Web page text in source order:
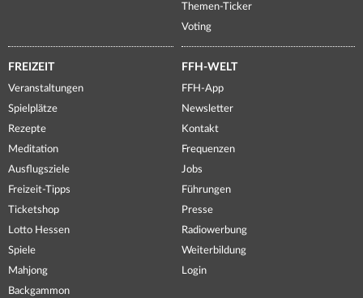
Themen-Ticker
Voting
FREIZEIT
Veranstaltungen
Spielplätze
Rezepte
Meditation
Ausflugsziele
Freizeit-Tipps
Ticketshop
Lotto Hessen
Spiele
Mahjong
Backgammon
FFH-WELT
FFH-App
Newsletter
Kontakt
Frequenzen
Jobs
Führungen
Presse
Radiowerbung
Weiterbildung
Login